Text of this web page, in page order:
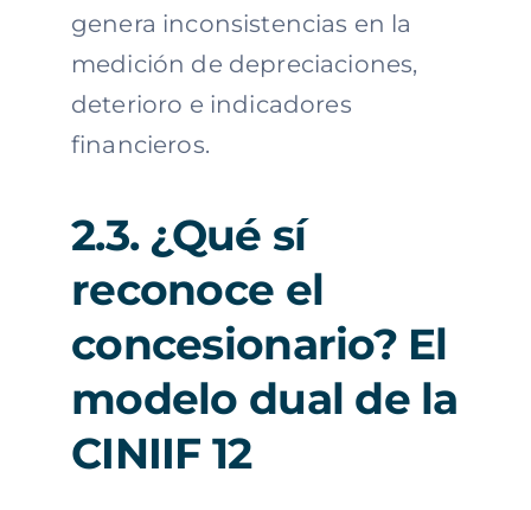
genera inconsistencias en la
medición de depreciaciones,
deterioro e indicadores
financieros.
2.3. ¿Qué sí
reconoce el
concesionario? El
modelo dual de la
CINIIF 12